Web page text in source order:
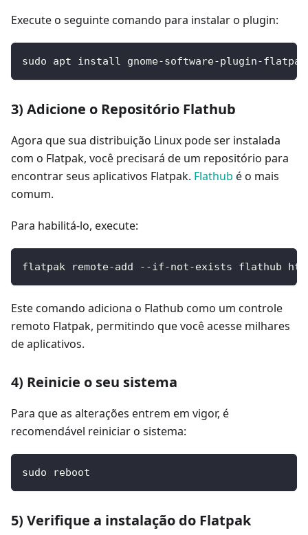
Execute o seguinte comando para instalar o plugin:
sudo apt install gnome-software-plugin-flatpak
3) Adicione o Repositório Flathub
Agora que sua distribuição Linux pode ser instalada
com o Flatpak, você precisará de um repositório para
encontrar seus aplicativos Flatpak. Flathub é o mais
comum.
Para habilitá-lo, execute:
flatpak remote-add --if-not-exists flathub
Este comando adiciona o Flathub como um controle
remoto Flatpak, permitindo que você acesse milhares
de aplicativos.
4) Reinicie o seu sistema
Para que as alterações entrem em vigor, é
recomendável reiniciar o sistema:
sudo reboot
5) Verifique a instalação do Flatpak